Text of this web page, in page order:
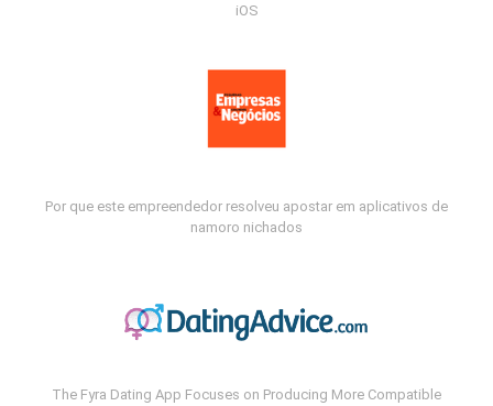
iOS
Por que este empreendedor resolveu apostar em aplicativos de
namoro nichados
The Fyra Dating App Focuses on Producing More Compatible